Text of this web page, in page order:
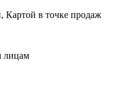
, Картой в точке продаж
лицам